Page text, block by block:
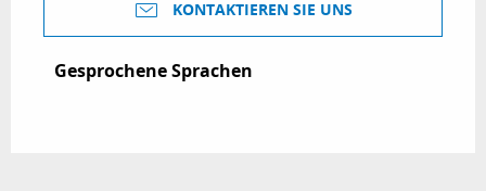
KONTAKTIEREN SIE UNS
Gesprochene Sprachen
Gesprochene Sprachen